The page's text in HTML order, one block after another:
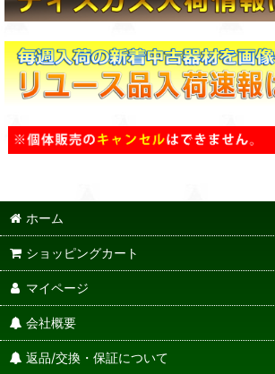
ホーム
ショッピングカート
マイページ
会社概要
返品/交換・保証について